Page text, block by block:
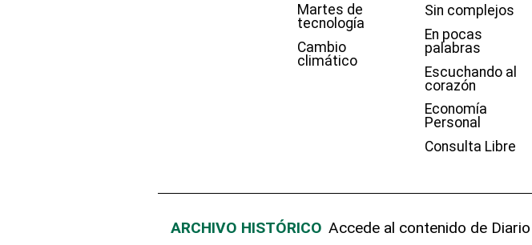
Martes de
tecnología
Cambio
climático
Sin complejos
En pocas
palabras
Escuchando al
corazón
Economía
Personal
Consulta Libre
ARCHIVO HISTÓRICO Accede al contenido de